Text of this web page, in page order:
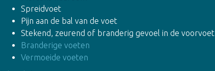
Spreidvoet
Pijn aan de bal van de voet
Stekend, zeurend of branderig gevoel in de voorvoet
Branderige voeten
Vermoeide voeten